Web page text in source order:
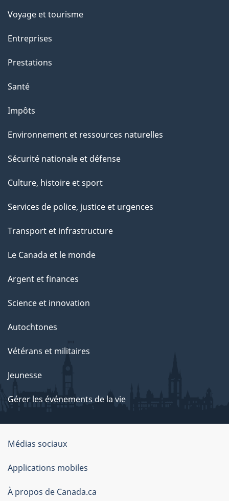
Voyage et tourisme
Entreprises
Prestations
Santé
Impôts
Environnement et ressources naturelles
Sécurité nationale et défense
Culture, histoire et sport
Services de police, justice et urgences
Transport et infrastructure
Le Canada et le monde
Argent et finances
Science et innovation
Autochtones
Vétérans et militaires
Jeunesse
Gérer les événements de la vie
Organisation
du
gouvernement
du
Médias sociaux
Applications mobiles
À propos de Canada.ca